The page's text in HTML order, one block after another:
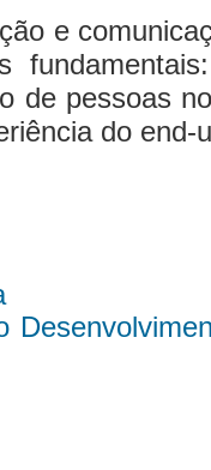
e
de pessoas
do